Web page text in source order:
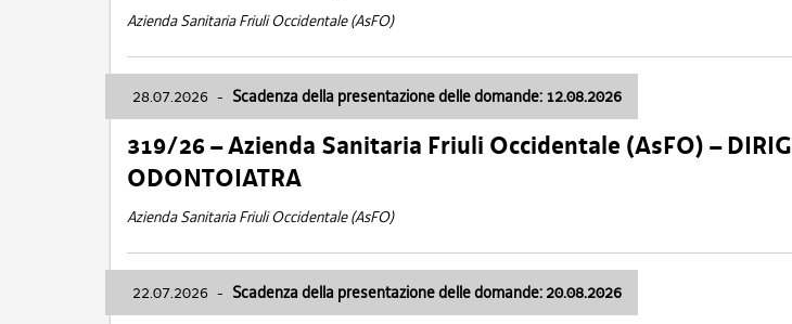
Azienda Sanitaria Friuli Occidentale (AsFO)
28.07.2026 - Scadenza della presentazione delle domande: 12.08.2026
319/26 – Azienda Sanitaria Friuli Occidentale (AsFO) –
ODONTOIATRA
Azienda Sanitaria Friuli Occidentale (AsFO)
22.07.2026 - Scadenza della presentazione delle domande: 20.08.2026